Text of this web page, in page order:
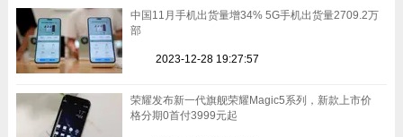
中国11月手机出货量增34% 5G手机出货量2709.2万
部
2023-12-28 19:27:57
荣耀发布新一代旗舰荣耀Magic5系列，新款上市价
格分期0首付3999元起